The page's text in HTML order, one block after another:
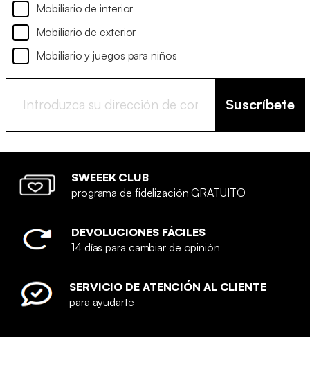
Mobiliario de interior
Mobiliario de exterior
Mobiliario y juegos para niños
Suscríbete
SWEEEK CLUB
programa de fidelización GRATUITO
DEVOLUCIONES FÁCILES
14 días para cambiar de opinión
SERVICIO DE ATENCIÓN AL CLIENTE
para ayudarte